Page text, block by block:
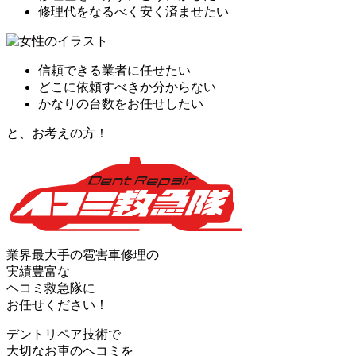
修理代をなるべく安く済ませたい
信頼できる業者に任せたい
どこに依頼すべきか分からない
かなりの台数をお任せしたい
と、お考えの方！
業界最大手の雹害車修理の
実績豊富な
ヘコミ救急隊に
お任せください！
デントリペア技術で
大切なお車のヘコミを